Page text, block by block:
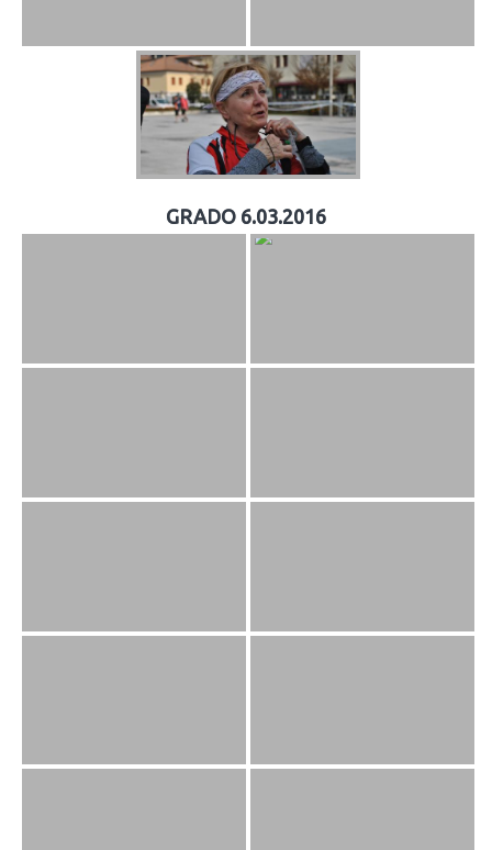
GRADO 6.03.2016